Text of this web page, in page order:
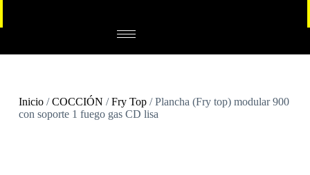
Inicio/COCCIÓN /Fry Top/ Plancha (Fry top) modular 900
con soporte 1 fuego gas CD lisa